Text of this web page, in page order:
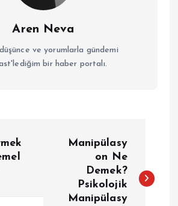
Aren Neva
ve yorumlarla gündemi
bir haber portalı.
Manipülasy
on Ne
Demek?
Psikolojik
Manipülasy